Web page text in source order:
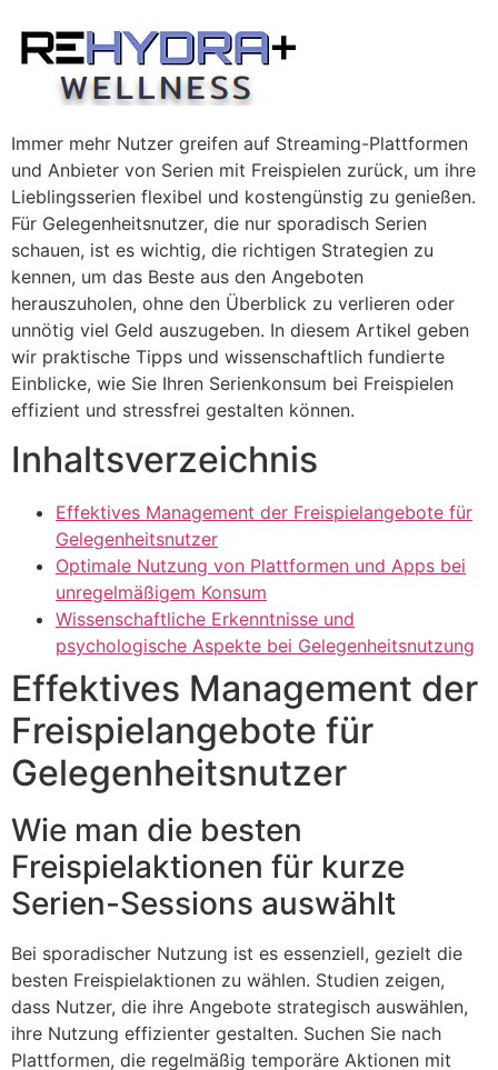
content
Immer mehr Nutzer greifen auf Streaming-Plattformen
und Anbieter von Serien mit Freispielen zurück, um ihre
Lieblingsserien flexibel und kostengünstig zu genießen.
Für Gelegenheitsnutzer, die nur sporadisch Serien
schauen, ist es wichtig, die richtigen Strategien zu
kennen, um das Beste aus den Angeboten
herauszuholen, ohne den Überblick zu verlieren oder
unnötig viel Geld auszugeben. In diesem Artikel geben
wir praktische Tipps und wissenschaftlich fundierte
Einblicke, wie Sie Ihren Serienkonsum bei Freispielen
effizient und stressfrei gestalten können.
Inhaltsverzeichnis
Effektives Management der Freispielangebote für
Gelegenheitsnutzer
Optimale Nutzung von Plattformen und Apps bei
unregelmäßigem Konsum
Wissenschaftliche Erkenntnisse und
psychologische Aspekte bei Gelegenheitsnutzung
Effektives Management der
Freispielangebote für
Gelegenheitsnutzer
Wie man die besten
Freispielaktionen für kurze
Serien-Sessions auswählt
Bei sporadischer Nutzung ist es essenziell, gezielt die
besten Freispielaktionen zu wählen. Studien zeigen,
dass Nutzer, die ihre Angebote strategisch auswählen,
ihre Nutzung effizienter gestalten. Suchen Sie nach
Plattformen, die regelmäßig temporäre Aktionen mit